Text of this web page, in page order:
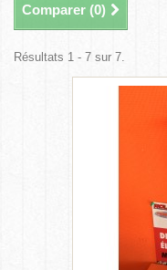
Comparer (0)
Résultats 1 - 7 sur 7.